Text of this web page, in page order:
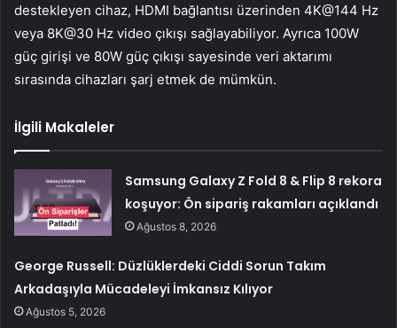
destekleyen cihaz, HDMI bağlantısı üzerinden 4K@144 Hz
veya 8K@30 Hz video çıkışı sağlayabiliyor. Ayrıca 100W
güç girişi ve 80W güç çıkışı sayesinde veri aktarımı
sırasında cihazları şarj etmek de mümkün.
İlgili Makaleler
Samsung Galaxy Z Fold 8 & Flip 8 rekora
koşuyor: Ön sipariş rakamları açıklandı
Ağustos 8, 2026
George Russell: Düzlüklerdeki Ciddi Sorun Takım
Arkadaşıyla Mücadeleyi İmkansız Kılıyor
Ağustos 5, 2026